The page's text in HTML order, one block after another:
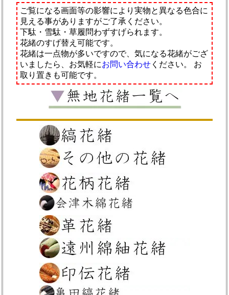
ご覧になる画面等の影響により実物と異なる色合に
見える事がありますがご了承ください。
下駄・雪駄・草履問わずすげられます。
花緒のすげ替え可能です。
花緒は一点物が多いですので、気になる花緒がござ
いましたら、お気軽にお問い合わせ ください。
お
取り置きも可能です。